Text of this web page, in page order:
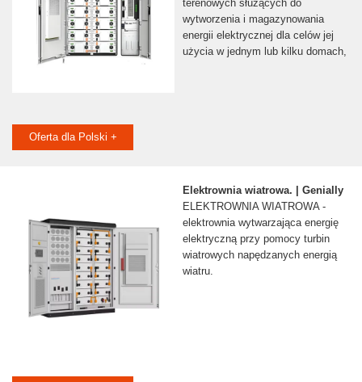
terenowych służących do
wytworzenia i magazynowania
energii elektrycznej dla celów jej
użycia w jednym lub kilku domach,
Oferta dla Polski +
Elektrownia wiatrowa. | Genially
ELEKTROWNIA WIATROWA -
elektrownia wytwarzająca energię
elektryczną przy pomocy turbin
wiatrowych napędzanych energią
wiatru.